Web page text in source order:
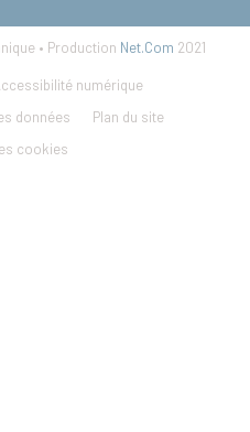
• Production Net.Com 2021
numérique
données
Plan du site
cookies